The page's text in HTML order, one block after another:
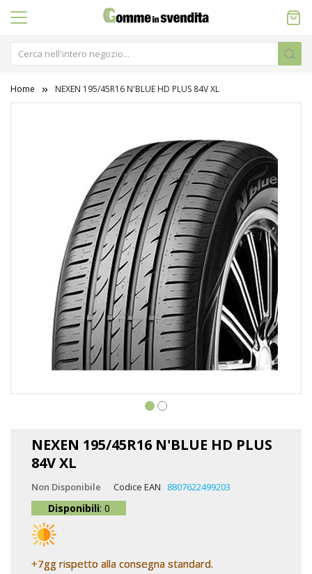
Home NEXEN 195/45R16 N'BLUE HD PLUS 84V XL
NEXEN 195/45R16 N'BLUE HD PLUS
84V XL
Non Disponibile Codice EAN 8807622499203
Disponibili: 0
+7gg rispetto alla consegna standard.
galleria
immagini